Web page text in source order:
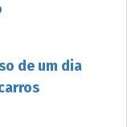
de um dia